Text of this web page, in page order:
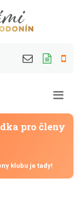
pro členy
klubu je tady!